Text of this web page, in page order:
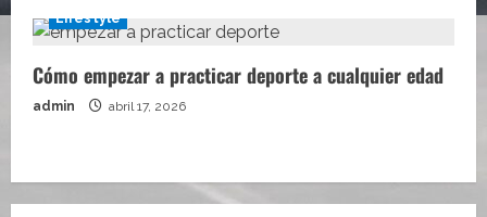
Lifestyle
Cómo empezar a practicar deporte a cualquier edad
admin abril 17, 2026